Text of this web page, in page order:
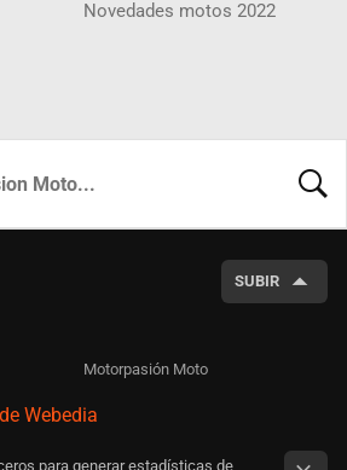
Novedades motos 2022
SUBIR
Motorpasión Moto
Webedia
para generar estadísticas de